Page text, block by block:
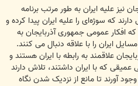
نیز علیه ایران به طور مرتب برنامه
که سوژه‌ای را علیه ایران پیدا کرده و
افکار عمومی جمهوری آذربایجان به
ایران را با علاقه دنبال می کنند.
علاقمند به رابطه با ایران هستند و
عمیقی که با ایران داشتند، تلاش دارند
آورند تا مانع از نزدیک‌ شدن نگاه